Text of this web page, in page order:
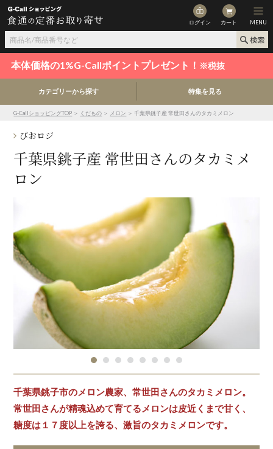
ログイン カート MENU
本体価格の1%G-Callポイントプレゼント！ ※税抜
カテゴリーから探す 特集を見る
G-CallショッピングTOP ＞ くだもの ＞ メロン ＞ 千葉県銚子産 常世田さんのタカミメロン
びおロジ
千葉県銚子産 常世田さんのタカミメ
ロン
千葉県銚子市のメロン農家、常世田さんのタカミメロン。
常世田さんが精魂込めて育てるメロンは皮近くまで甘く、
糖度は１７度以上を誇る、激旨のタカミメロンです。